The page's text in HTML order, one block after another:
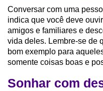
Conversar com uma
indica que você deve
amigos e familiares e
vida deles. Lembre-se de
bom exemplo para
somente coisas boas e
Sonhar com